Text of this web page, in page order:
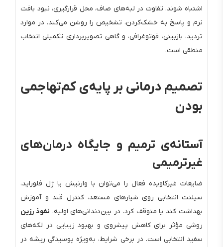
اشتباه شوند. تفاوت در لبه‌های صاف، محل قرارگیری، نبود بافت
نرم و پاسخ به خشک‌کردن، تشخیص را روشن می‌کند. در موارد
تردید، بازبینی، فوتوغرافی، و گاهی تصویربرداری تکمیلی انتخاب
منطقی است.
تصمیم درمانی بر پایه‌ی کم‌تهاجمی
بودن
آستانه‌ی ترمیم و جایگاه درمان‌های
غیرترمیمی
ضایعات غیرکاویده فعال را می‌توان با وارنیش یا ژل فلوراید،
سیلنت انتخابی روی شیارهای مستعد، کنترل قند و آموزش
بهداشت کند یا متوقف کرد. در بین‌دندانی‌های اولیه، نفوذ رزین
روشی مؤثر برای کاهش پیشروی و بهبود زیبایی در لکه‌های
سفید انتخابی است. در برخی شرایط، به‌ویژه پوسیدگی ریشه در